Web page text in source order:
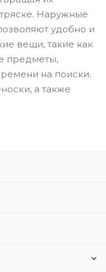
Наружные
удобно и
вещи, такие как
предметы,
на поиски.
а также